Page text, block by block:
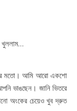
খুললাম…
মতো। আমি আরো একশো
ভাঙছেন। জানি ভিতরে
অংকের চেয়েও খুব দ্রুত